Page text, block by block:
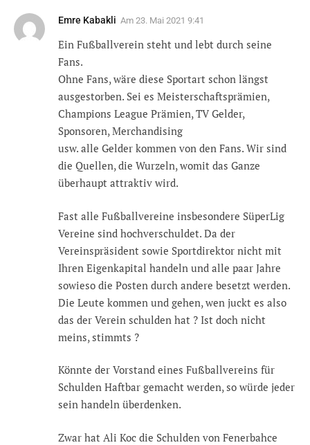
Emre Kabakli Am 23. Mai 2021 9:41
Ein Fußballverein steht und lebt durch seine
Fans.
Ohne Fans, wäre diese Sportart schon längst
ausgestorben. Sei es Meisterschaftsprämien,
Champions League Prämien, TV Gelder,
Sponsoren, Merchandising
usw. alle Gelder kommen von den Fans. Wir sind
die Quellen, die Wurzeln, womit das Ganze
überhaupt attraktiv wird.
Fast alle Fußballvereine insbesondere SüperLig
Vereine sind hochverschuldet. Da der
Vereinspräsident sowie Sportdirektor nicht mit
Ihren Eigenkapital handeln und alle paar Jahre
sowieso die Posten durch andere besetzt werden.
Die Leute kommen und gehen, wen juckt es also
das der Verein schulden hat ? Ist doch nicht
meins, stimmts ?
Könnte der Vorstand eines Fußballvereins für
Schulden Haftbar gemacht werden, so würde jeder
sein handeln überdenken.
Zwar hat Ali Koc die Schulden von Fenerbahce